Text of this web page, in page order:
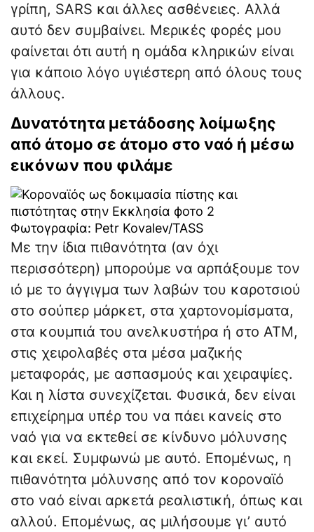
γρίπη, SARS και άλλες ασθένειες. Αλλά
αυτό δεν συμβαίνει. Μερικές φορές μου
φαίνεται ότι αυτή η ομάδα κληρικών είναι
για κάποιο λόγο υγιέστερη από όλους τους
άλλους.
Δυνατότητα μετάδοσης λοίμωξης
από άτομο σε άτομο στο ναό ή μέσω
εικόνων που φιλάμε
Φωτογραφία: Petr Kovalev/TASS
Με την ίδια πιθανότητα (αν όχι
περισσότερη) μπορούμε να αρπάξουμε τον
ιό με το άγγιγμα των λαβών του καροτσιού
στο σούπερ μάρκετ, στα χαρτονομίσματα,
στα κουμπιά του ανελκυστήρα ή στο ΑΤΜ,
στις χειρολαβές στα μέσα μαζικής
μεταφοράς, με ασπασμούς και χειραψίες.
Και η λίστα συνεχίζεται. Φυσικά, δεν είναι
επιχείρημα υπέρ του να πάει κανείς στο
ναό για να εκτεθεί σε κίνδυνο μόλυνσης
και εκεί. Συμφωνώ με αυτό. Επομένως, η
πιθανότητα μόλυνσης από τον κοροναϊό
στο ναό είναι αρκετά ρεαλιστική, όπως και
αλλού. Επομένως, ας μιλήσουμε γι’ αυτό